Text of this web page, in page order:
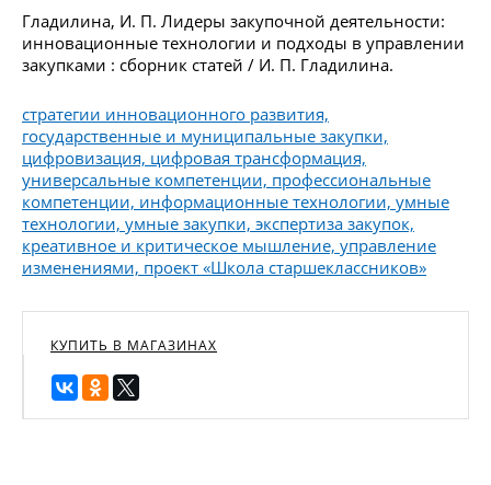
Гладилина, И. П. Лидеры закупочной деятельности:
инновационные технологии и подходы в управлении
закупками : сборник статей / И. П. Гладилина.
стратегии инновационного развития,
государственные и муниципальные закупки,
цифровизация, цифровая трансформация,
универсальные компетенции, профессиональные
компетенции, информационные технологии, умные
технологии, умные закупки, экспертиза закупок,
креативное и критическое мышление, управление
изменениями, проект «Школа старшеклассников»
КУПИТЬ В МАГАЗИНАХ